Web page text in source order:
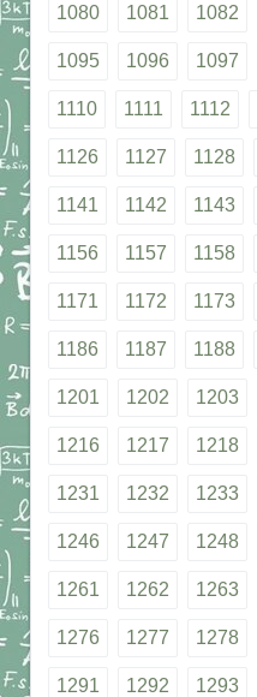
1080 1081 1082
1095 1096 1097
1110 1111 1112
1126 1127 1128
1141 1142 1143
1156 1157 1158
1171 1172 1173
1186 1187 1188
1201 1202 1203
1216 1217 1218
1231 1232 1233
1246 1247 1248
1261 1262 1263
1276 1277 1278
1291 1292 1293